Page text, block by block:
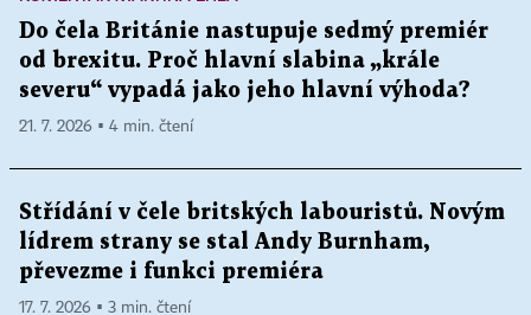
Do čela Británie nastupuje sedmý premiér
od brexitu. Proč hlavní slabina „krále
severu“ vypadá jako jeho hlavní výhoda?
21. 7. 2026 ▪ 4 min. čtení
Střídání v čele britských labouristů. Novým
lídrem strany se stal Andy Burnham,
převezme i funkci premiéra
17. 7. 2026 ▪ 3 min. čtení